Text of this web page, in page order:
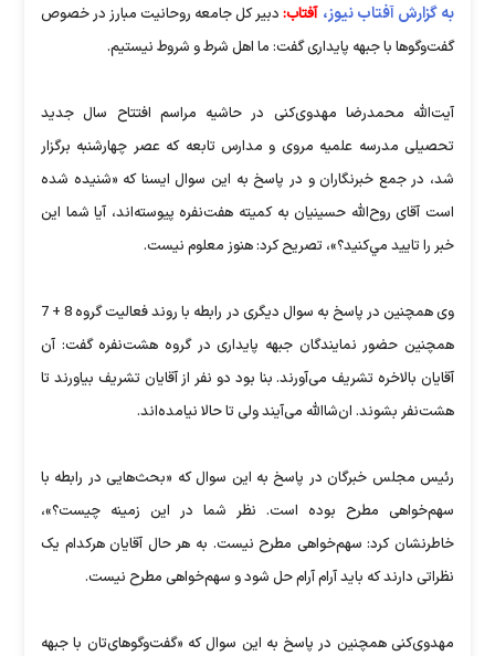
به گزارش آفتاب نیوز، آفتاب: دبير كل جامعه روحانيت مبارز در خصوص
گفت‌وگوها با جبهه پايداری گفت: ما اهل شرط و شروط نيستيم.
آيت‌الله محمدرضا مهدوی‌كنی در حاشيه مراسم افتتاح سال جديد
تحصيلی مدرسه علميه مروی و مدارس تابعه كه عصر چهارشنبه برگزار
شد، در جمع خبرنگاران و در پاسخ به اين سوال ايسنا كه «شنيده شده
است آقای روح‌الله حسينيان به كميته هفت‌نفره پيوسته‌اند، آيا شما اين
خبر را تاييد مي‌كنيد؟»، تصريح كرد: هنوز معلوم نيست.
وی همچنين در پاسخ به سوال ديگری در رابطه با روند فعاليت گروه 8 + 7
همچنين حضور نمايندگان جبهه پايداری در گروه هشت‌نفره گفت: آن
آقايان بالاخره تشريف می‌آورند. بنا بود دو نفر از آقايان تشريف بياورند تا
هشت‌نفر بشوند. ان‌شاالله می‌آيند ولی تا حالا نيامده‌اند.
رئيس مجلس خبرگان در پاسخ به اين سوال كه «بحث‌هايی در رابطه با
سهم‌خواهی مطرح بوده است. نظر شما در اين زمينه چيست؟»،
خاطرنشان كرد: سهم‌خواهی مطرح نيست. به هر حال آقايان هركدام يک
نظراتی دارند كه بايد آرام آرام حل شود و سهم‌خواهی مطرح نيست.
مهدوی‌كنی همچنين در پاسخ به اين سوال كه «گفت‌وگوهای‌تان با جبهه